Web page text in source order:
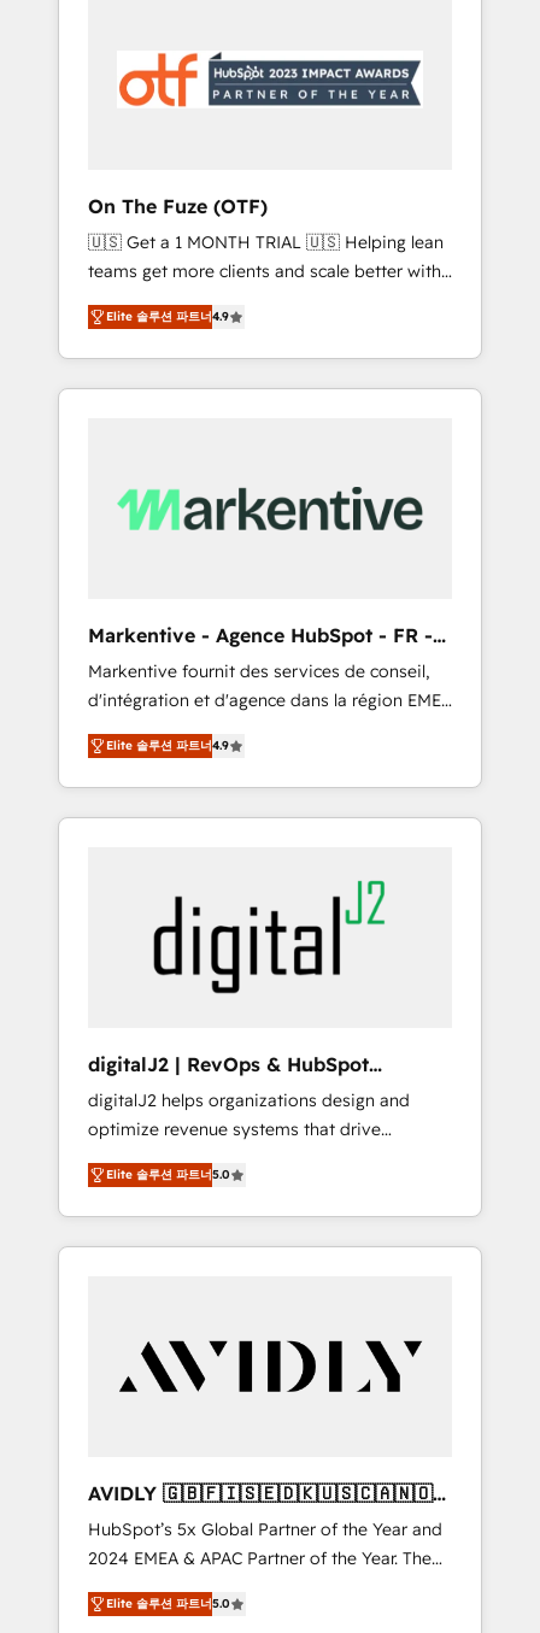
Hubs to your buyer journey for clean data,
scalability, & reporting. 🎯Demand Gen &
UX, messaging, & conversion strategy that
drive results. 🤖AI Strategy: Activate Breeze
Agents, configure HubSpot AI, & maximize
AEO with tailored AI services. 🧩Integrations:
Extend HubSpot with custom integrations,
hosting, & maintenance. As HubSpot’s only
Elite Partner with all 8 Accreditations and a 3×
On The Fuze (OTF)
🇺🇸 Get a 1 MONTH TRIAL 🇺🇸 Helping lean
teams get more clients and scale better with
our HubSpot Consulting & 'Done For You'
Services. 🚀 Who We Work With 🚀 We help
lean, growing companies: - Win more
business - Reduce no-shows - Improve lead
client's are too busy to learn the ins-and-outs
of HubSpot. We give you a Personal
know what you don't know'
recommendations to maximize conversions!
OTF is an Elite Partner (top 1% of 6,500+
Partners) and was named 2023 HubSpot
Partner of the Year 💥 Trusted by 2,500+
companies to help them scale and close
more business, by using HubSpot (the right
www.onthefuze.com/hubspot-admin Contact
us to learn more!
Elite 솔루션 파트너4.9
Markentive - Agence HubSpot - FR -
EN
Markentive fournit des services de conseil,
d'intégration et d'agence dans la région EMEA
et North America. Avec plus de 115 experts en
marketing automation, Growth, Revops, CRM
et webdesign. Markentive is both a
consulting firm, a digital agency and an
webdesign (We focus on EMEA - USA
customers).
Elite 솔루션 파트너4.9
digitalJ2 | RevOps & HubSpot
Implementations
digitalJ2 helps organizations design and
optimize revenue systems that drive
scalable, predictable growth. As a triple-
accredited HubSpot Solutions Partner, we
specialize in both strategic RevOps planning
and hands-on technical execution - building
Services - Managed IT (MSP) - Franchises -
Professional Services - And more! How we
Custom integrations and workflow
automation ✔️ User adoption programs,
training, and enablement Through project-
based engagements and ongoing RevOps
partnerships, we guide organizations through
Elite 솔루션 파트너5.0
AVIDLY 🇬🇧🇫🇮🇸🇪🇩🇰🇺🇸🇨🇦🇳🇴
🇩🇪🇦🇺🇳🇿
HubSpot’s 5x Global Partner of the Year and
2024 EMEA & APAC Partner of the Year. The
world’s most experienced and fully
accredited HubSpot Solutions Partner. 🚀
Elite 솔루션 파트너5.0